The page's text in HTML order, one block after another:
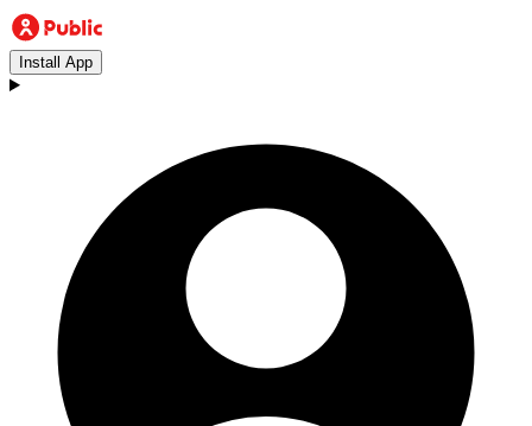
Install App